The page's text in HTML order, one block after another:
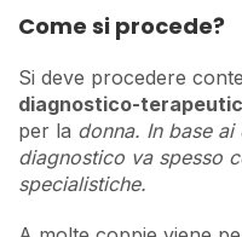
Come si procede?
Si deve procedere
diagnostico-
per la donna. In base ai
diagnostico va spesso
specialistiche.